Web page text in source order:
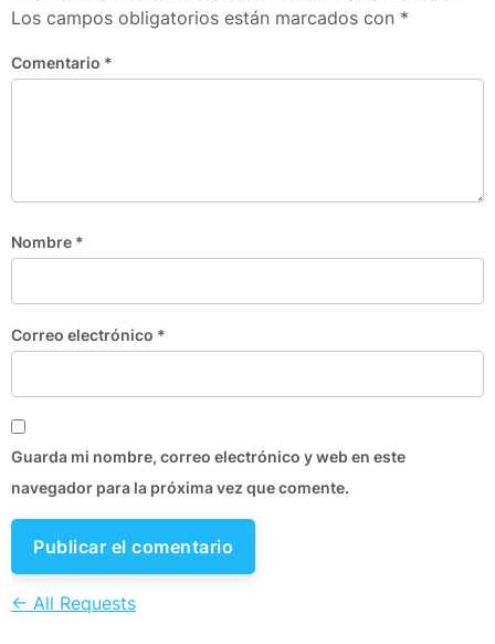
Los campos obligatorios están marcados con *
Comentario *
Nombre *
Correo electrónico *
Guarda mi nombre, correo electrónico y web en este
navegador para la próxima vez que comente.
← All Requests